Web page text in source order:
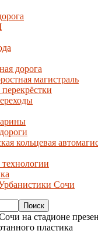
дорога
магистраль
кольцевая
Сочи
на стадионе
пластика